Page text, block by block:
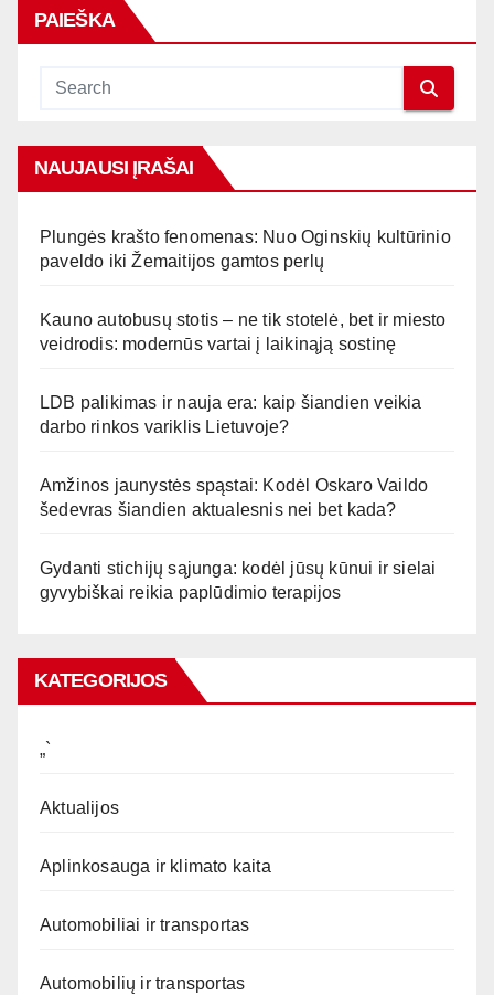
PAIEŠKA
NAUJAUSI ĮRAŠAI
Plungės krašto fenomenas: Nuo Oginskių kultūrinio
paveldo iki Žemaitijos gamtos perlų
Kauno autobusų stotis – ne tik stotelė, bet ir miesto
veidrodis: modernūs vartai į laikinąją sostinę
LDB palikimas ir nauja era: kaip šiandien veikia
darbo rinkos variklis Lietuvoje?
Amžinos jaunystės spąstai: Kodėl Oskaro Vaildo
šedevras šiandien aktualesnis nei bet kada?
Gydanti stichijų sąjunga: kodėl jūsų kūnui ir sielai
gyvybiškai reikia paplūdimio terapijos
KATEGORIJOS
„`
Aktualijos
Aplinkosauga ir klimato kaita
Automobiliai ir transportas
Automobilių ir transportas